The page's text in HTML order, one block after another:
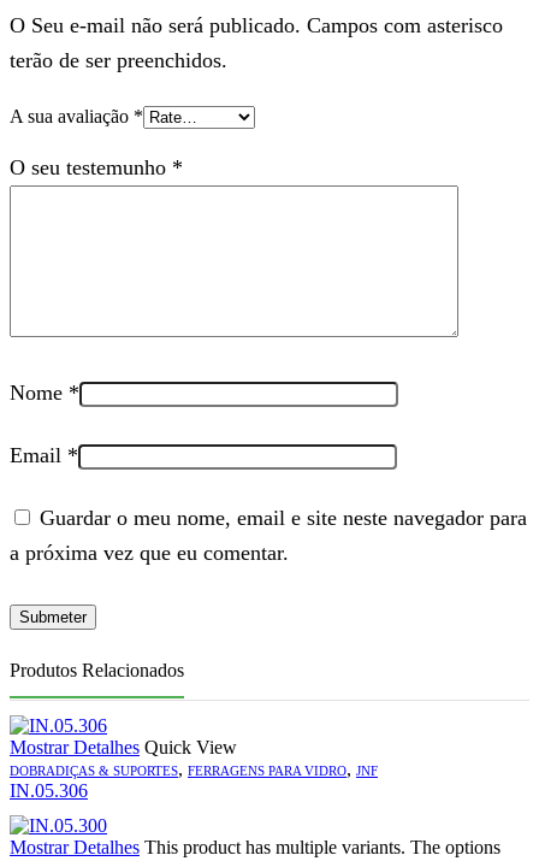
O Seu e-mail não será publicado. Campos com asterisco
terão de ser preenchidos.
A sua avaliação *
O seu testemunho *
Nome *
Email *
Guardar o meu nome, email e site neste navegador para
a próxima vez que eu comentar.
Produtos Relacionados
Mostrar Detalhes Quick View
DOBRADIÇAS & SUPORTES, FERRAGENS PARA VIDRO, JNF
IN.05.306
Mostrar Detalhes This product has multiple variants. The options